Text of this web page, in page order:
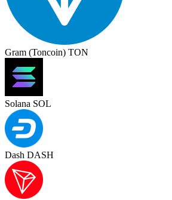
Gram (Toncoin) TON
Solana SOL
Dash DASH